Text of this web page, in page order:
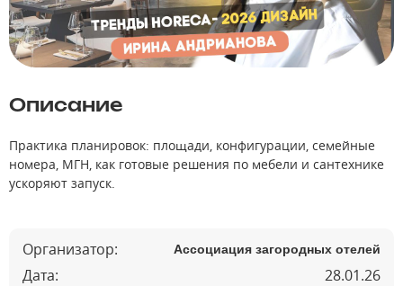
Описание
Практика планировок: площади, конфигурации, семейные
номера, МГН, как готовые решения по мебели и сантехнике
ускоряют запуск.
Организатор: Ассоциация загородных отелей
Дата:
28.01.26